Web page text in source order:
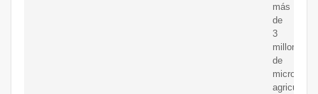
más
de
3
millones
de
micro